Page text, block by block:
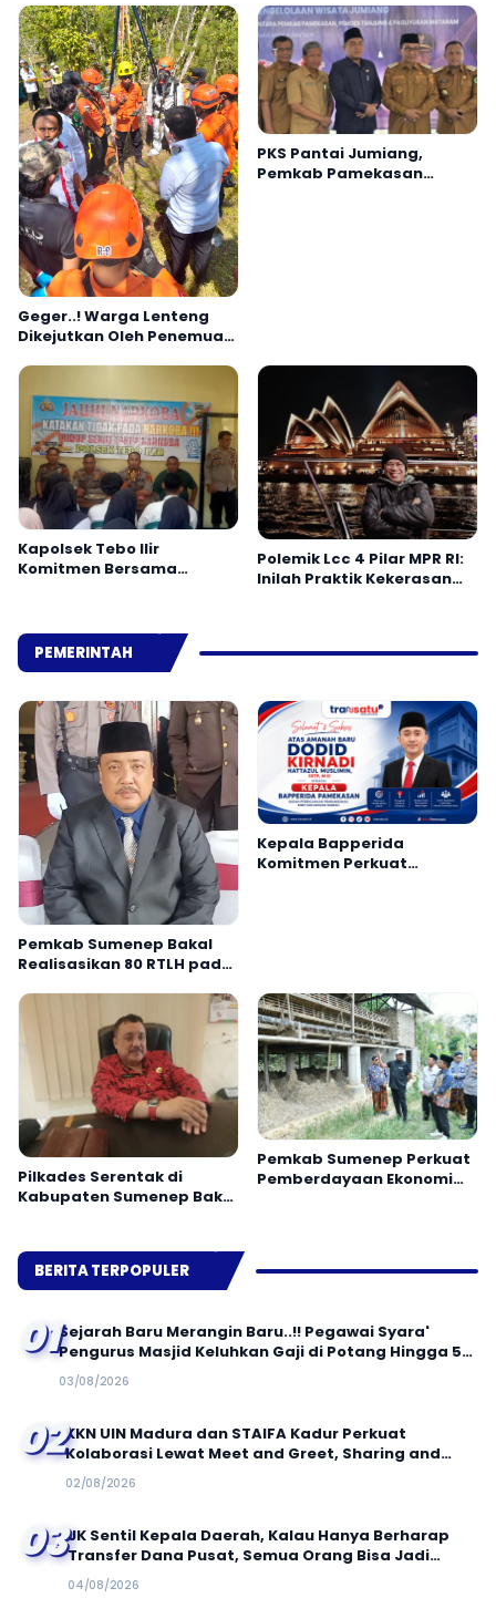
Geger..! Warga Lenteng
Dikejutkan Oleh Penemuan
PKS Pantai Jumiang,
Pemkab Pamekasan
Kapolsek Tebo Ilir
Komitmen Bersama
Polisi
Polemik Lcc 4 Pilar MPR RI:
Inilah Praktik Kekerasan
PEMERINTAH
Pemkab Sumenep Bakal
Realisasikan 80 RTLH pada
Kepala Bapperida
Komitmen Perkuat
Pilkades Serentak di
Kabupaten Sumenep Bakal
Pemkab Sumenep Perkuat
Pemberdayaan Ekonomi
BERITA TERPOPULER
01Sejarah Baru Merangin Baru..!! Pegawai Syara'
Pengurus Masjid Keluhkan Gaji di Potang Hingga 50
Persen
03/08/2026
02KKN UIN Madura dan STAIFA Kadur Perkuat
Kolaborasi Lewat Meet and Greet, Sharing and
Caring, serta Out Bond Kolaboratif
02/08/2026
03JK Sentil Kepala Daerah, Kalau Hanya Berharap
Transfer Dana Pusat, Semua Orang Bisa Jadi
Bupati!
04/08/2026